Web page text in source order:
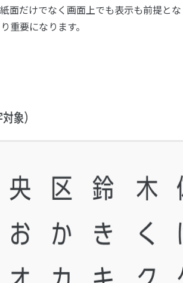
面だけでなく画面上でも表示も前提とな
重要になります。